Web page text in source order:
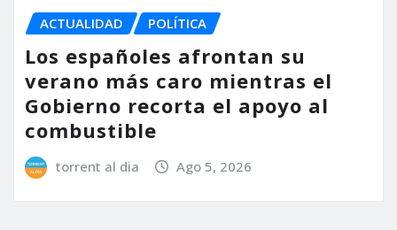
ACTUALIDAD POLÍTICA
Los españoles afrontan su
verano más caro mientras el
Gobierno recorta el apoyo al
combustible
torrent al dia Ago 5, 2026